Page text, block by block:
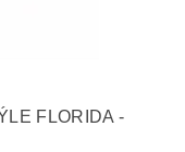
FLORIDA -